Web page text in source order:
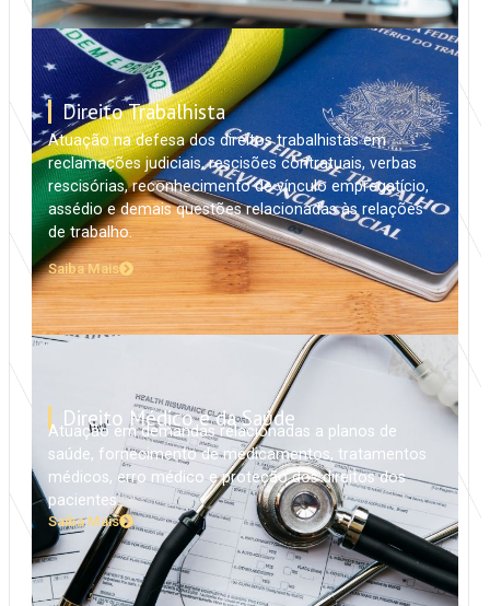
Direito Trabalhista
Atuação na defesa dos direitos trabalhistas em
reclamações judiciais, rescisões contratuais, verbas
rescisórias, reconhecimento de vínculo empregatício,
assédio e demais questões relacionadas às relações
de trabalho.
Saiba Mais
Direito Médico e da Saúde
Atuação em demandas relacionadas a planos de
saúde, fornecimento de medicamentos, tratamentos
médicos, erro médico e proteção dos direitos dos
pacientes.
Saiba Mais